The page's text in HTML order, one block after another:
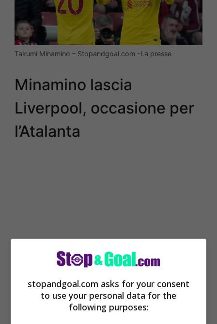
Takumi Minamino – Stopandgoal.com -La presse
Minamino lascia
Liverpool, occasione per
l’Atalanta
Takumi Minamino può firmare con
l’Atalanta se dovesse lasciare il Liverpool
stopandgoal.com asks for your consent
to use your personal data for the
following purposes: